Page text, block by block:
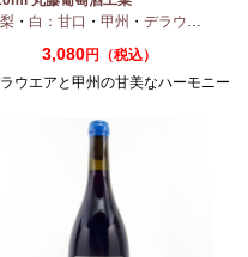
・ 白：甘口 ・ 甲州 ・ デラウエア
3,080円（税込）
ウエアと甲州の甘美なハーモニー